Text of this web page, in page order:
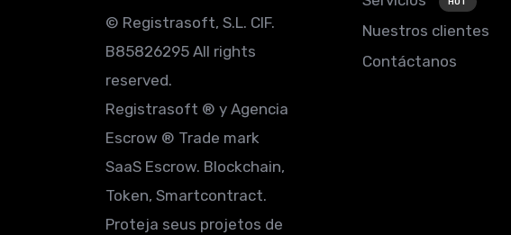
© Registrasoft, S.L. CIF.
B85826295 All rights
reserved.
Registrasoft ® y Agencia
Escrow ® Trade mark
SaaS Escrow. Blockchain,
Token, Smartcontract.
Proteja seus projetos de
Nuestros clientes
Contáctanos